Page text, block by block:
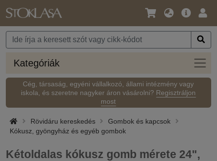
Nyelv
Pénznem
Fő
Kategóriák
Cég, társaság, egyéni vállalkozó, állami intézmény vagy
iskola, és szeretne nagyker áron vásárolni? Regisztráljon
most
Rövidáru kereskedés
Gombok és kapcsok
Kókusz, gyöngyház és egyéb gombok
Kétoldalas kókusz gomb mérete 24",